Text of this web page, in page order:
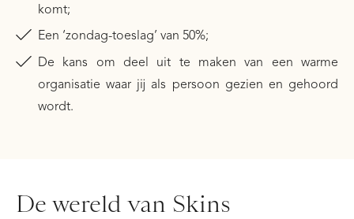
komt;
Een ‘zondag-toeslag’ van 50%;
De kans om deel uit te maken van een warme
organisatie waar jij als persoon gezien en gehoord
wordt.
De wereld van Skins